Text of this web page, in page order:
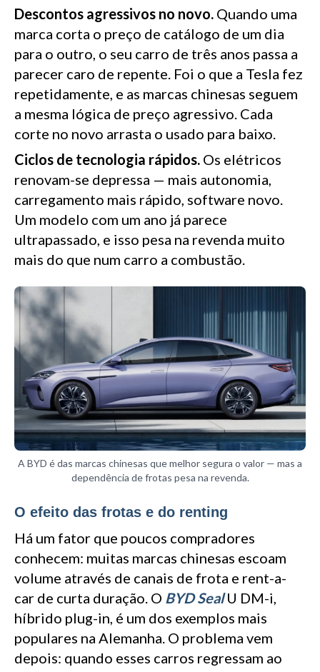
Descontos agressivos no novo. Quando uma
marca corta o preço de catálogo de um dia
para o outro, o seu carro de três anos passa a
parecer caro de repente. Foi o que a Tesla fez
repetidamente, e as marcas chinesas seguem
a mesma lógica de preço agressivo. Cada
corte no novo arrasta o usado para baixo.
Ciclos de tecnologia rápidos. Os elétricos
renovam-se depressa — mais autonomia,
carregamento mais rápido, software novo.
Um modelo com um ano já parece
ultrapassado, e isso pesa na revenda muito
mais do que num carro a combustão.
A BYD é das marcas chinesas que melhor segura o valor — mas a
dependência de frotas pesa na revenda.
O efeito das frotas e do renting
Há um fator que poucos compradores
conhecem: muitas marcas chinesas escoam
volume através de canais de frota e rent-a-
car de curta duração. O BYD SealU DM-i,
híbrido plug-in, é um dos exemplos mais
populares na Alemanha. O problema vem
depois: quando esses carros regressam ao